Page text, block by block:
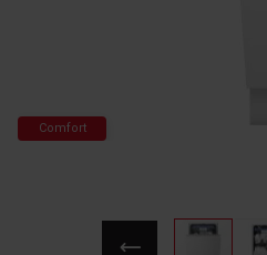
Comfort